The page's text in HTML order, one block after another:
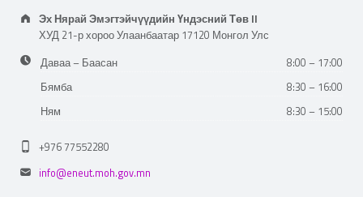
Address:
Эх Нярай Эмэгтэйчүүдийн Үндэсний Төв II
ХУД 21-р хороо Улаанбаатар 17120 Монгол Улс
Business hours:
Даваа – Баасан
8:00 – 17:00
Бямба
8:30 – 16:00
Ням
8:30 – 15:00
Phone number:
+976 77552280
Email address:
info@eneut.moh.gov.mn